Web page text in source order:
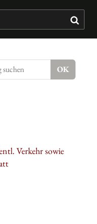
Verkehr sowie